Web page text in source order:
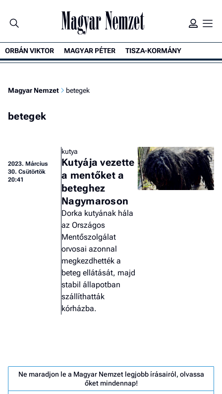
ORBÁN VIKTOR MAGYAR PÉTER TISZA-KORMÁNY
Magyar Nemzet betegek
betegek
2023. Március
30. Csütörtök
20:41
kutya
Kutyája vezette
a mentőket a
beteghez
Nagymaroson
Dorka kutyának hála
az Országos
Mentőszolgálat
orvosai azonnal
megkezdhették a
beteg ellátását, majd
stabil állapotban
szállíthatták
kórházba.
Ne maradjon le a Magyar Nemzet legjobb írásairól, olvassa
őket mindennap!